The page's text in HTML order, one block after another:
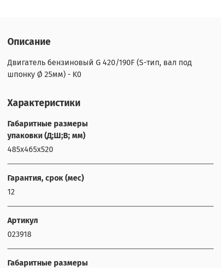
Описание
Двигатель бензиновый G 420/190F (S-тип, вал под
шпонку Ø 25мм) - K0
Характеристики
Габаритные размеры
упаковки (Д;Ш;В; мм)
485х465х520
Гарантия, срок (мес)
12
Артикул
023918
Габаритные размеры